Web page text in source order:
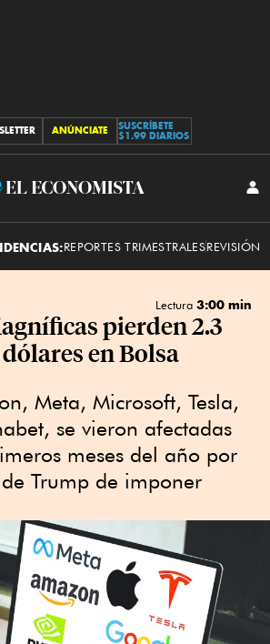
ANÚNCIATE
SUSCRÍBETE
$1.99 DIARIOS
El
REPORTES TRIMESTRALESREVISIÓN
Lectura 3:00 min
pierden 2.3
en Bolsa
Meta, Microsoft, Tesla,
se vieron afectadas
meses del año por
Trump de imponer